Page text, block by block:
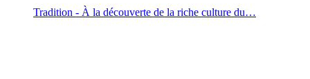
Tradition - À la découverte de la riche culture du…